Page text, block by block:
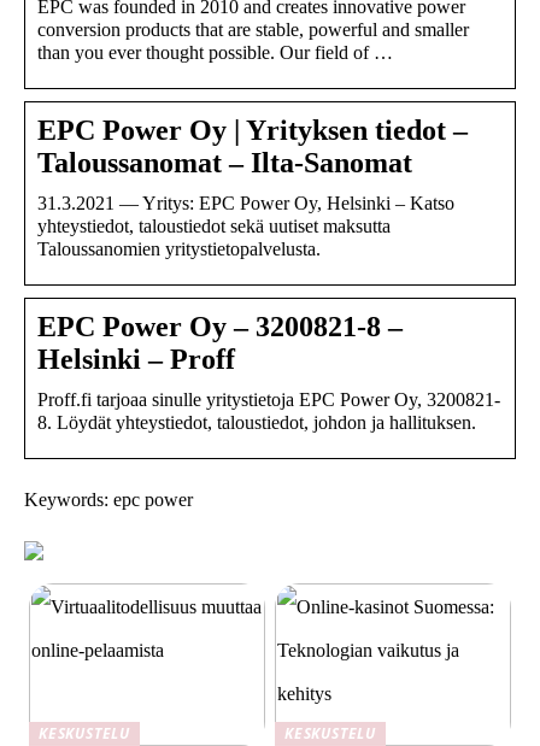
EPC was founded in 2010 and creates innovative power
conversion products that are stable, powerful and smaller
than you ever thought possible. Our field of …
EPC Power Oy | Yrityksen tiedot –
Taloussanomat – Ilta-Sanomat
31.3.2021 — Yritys: EPC Power Oy, Helsinki – Katso
yhteystiedot, taloustiedot sekä uutiset maksutta
Taloussanomien yritystietopalvelusta.
EPC Power Oy – 3200821-8 –
Helsinki – Proff
Proff.fi tarjoaa sinulle yritystietoja EPC Power Oy, 3200821-
8. Löydät yhteystiedot, taloustiedot, johdon ja hallituksen.
Keywords: epc power
KESKUSTELU
KESKUSTELU